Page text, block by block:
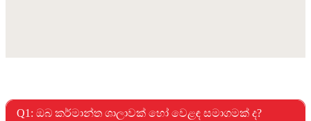
Q1: ඔබ කර්මාන්ත ශාලාවක් හෝ වෙළඳ සමාගමක් ද?